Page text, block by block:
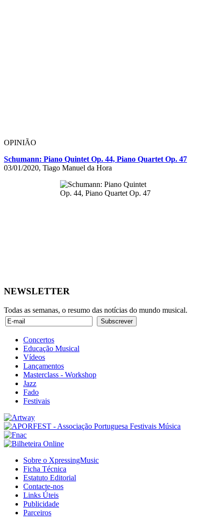
OPINIÃO
Schumann: Piano Quintet Op. 44, Piano Quartet Op. 47
03/01/2020, Tiago Manuel da Hora
NEWSLETTER
Todas as semanas, o resumo das notícias do mundo musical.
Concertos
Educação Musical
Vídeos
Lançamentos
Masterclass - Workshop
Jazz
Fado
Festivais
Sobre o XpressingMusic
Ficha Técnica
Estatuto Editorial
Contacte-nos
Links Úteis
Publicidade
Parceiros